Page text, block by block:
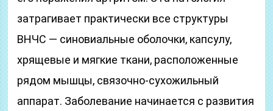
затрагивает практически все структуры
ВНЧС — синовиальные оболочки, капсулу,
хрящевые и мягкие ткани, расположенные
рядом мышцы, связочно-сухожильный
аппарат. Заболевание начинается с развития